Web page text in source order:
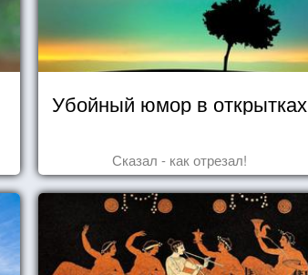
Убойный юмор в открытках
Сказал - как отрезал!